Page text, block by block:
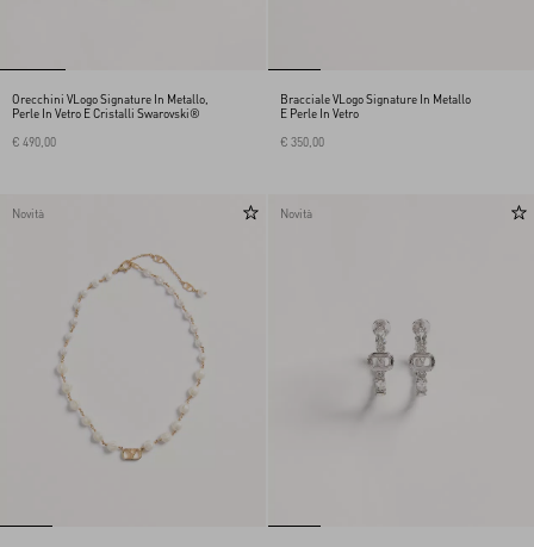
Orecchini VLogo Signature In Metallo,
Perle In Vetro E Cristalli Swarovski®
€ 490,00
Bracciale VLogo Signature In Metallo
E Perle In Vetro
€ 350,00
Novità Novità